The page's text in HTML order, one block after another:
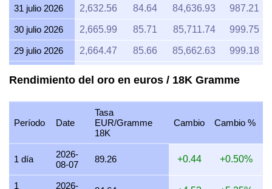
31 julio 2026 2,632.56 84.64 84,636.93 987.21
30 julio 2026 2,665.99 85.71 85,711.74 999.75
29 julio 2026 2,664.47 85.66 85,662.63 999.18
2,669.63
2,669.04
24 julio 2026 2,681.54 86,211.40 1,005.58
23 julio 2026 2,670.25 85.85
Rendimiento del oro en euros / 18K Gramme
Período Date
Tasa
EUR/Gramme
18K
Cambio Cambio %
1 día
2026-
08-07
89.26 +0.44 +0.50%
1
2026-